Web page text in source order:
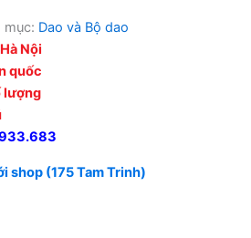
mục: Dao và Bộ dao
Nội
quốc
lượng
shop (175 Tam Trinh)